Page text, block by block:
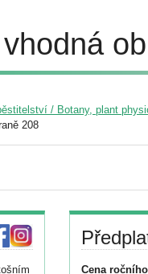
/ Botany, plant
208
Cena